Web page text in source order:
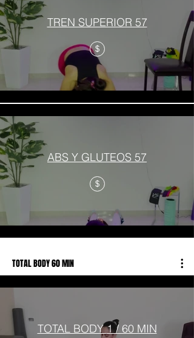
TREN SUPERIOR 57
$
ABS Y GLUTEOS 57
$
TOTAL BODY 60 MIN
TOTAL BODY 1 / 60 MIN